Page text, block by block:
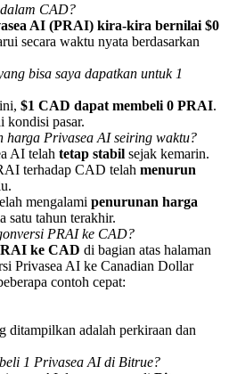
imbalan tunai
CAD?
AI (PRAI) kira-kira bernilai $0
secara waktu nyata berdasarkan
bisa saya dapatkan untuk 1
$1 CAD dapat membeli 0 PRAI.
kondisi pasar.
harga Privasea AI seiring waktu?
AI telah tetap stabil sejak kemarin.
terhadap CAD telah menurun
mengalami penurunan harga
satu tahun terakhir.
PRAI ke CAD?
ke CAD di bagian atas halaman
Privasea AI ke Canadian Dollar
contoh cepat:
ditampilkan adalah perkiraan dan
1 Privasea AI di Bitrue?